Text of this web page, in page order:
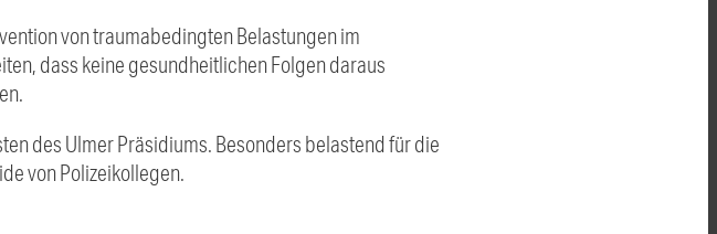
von traumabedingten Belastungen im
dass keine gesundheitlichen Folgen daraus
des Ulmer Präsidiums. Besonders belastend für die
von Polizeikollegen.